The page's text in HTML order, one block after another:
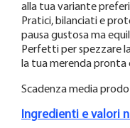
alla tua variante
Pratici, bilanciati e
pausa gustosa ma
Perfetti per spezzare
la tua merenda pronta
Scadenza media
Ingredienti e valori